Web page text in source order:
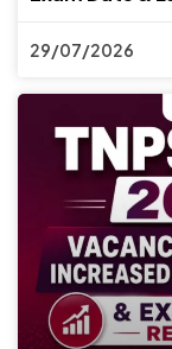
29/07/2026